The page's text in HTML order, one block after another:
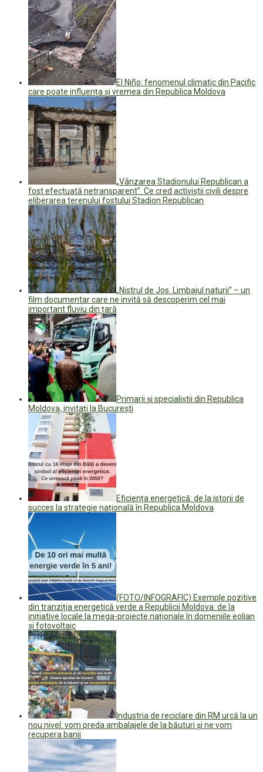
El Niño: fenomenul climatic din Pacific
care poate influența și vremea din Republica Moldova
„Vânzarea Stadionului Republican a
fost efectuată netransparent”. Ce cred activiștii civili despre
eliberarea terenului fostului Stadion Republican
„Nistrul de Jos. Limbajul naturii” – un
film documentar care ne invită să descoperim cel mai
important fluviu din țară
Primarii și specialiștii din Republica
Moldova, invitați la București
Eficiența energetică: de la istorii de
succes la strategie națională în Republica Moldova
(FOTO/INFOGRAFIC) Exemple pozitive
din tranziția energetică verde a Republicii Moldova: de la
inițiative locale la mega-proiecte naționale în domeniile eolian
și fotovoltaic
Industria de reciclare din RM urcă la un
nou nivel: vom preda ambalajele de la băuturi și ne vom
recupera banii